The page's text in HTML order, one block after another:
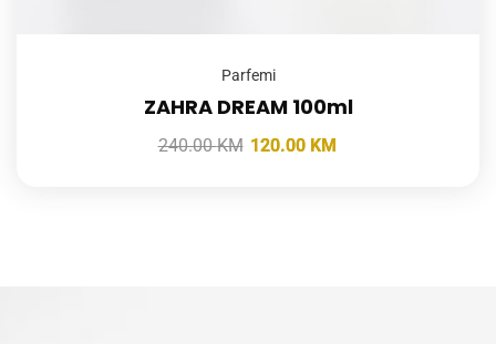
Parfemi
ZAHRA DREAM 100ml
240.00KM 120.00 KM